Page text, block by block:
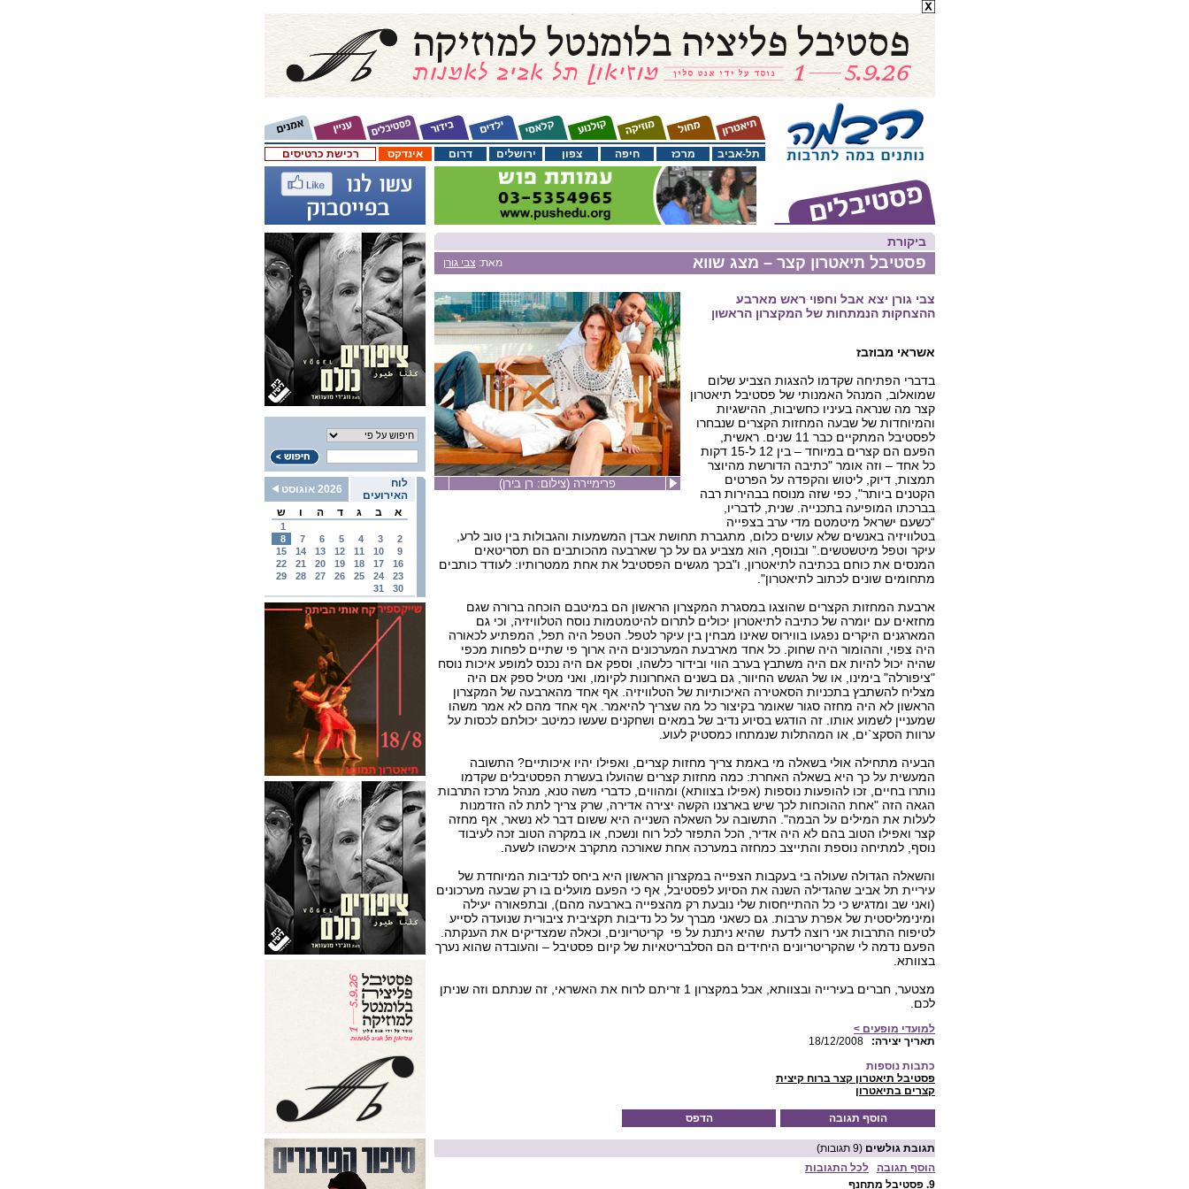
רכישת כרטיסים אינדקס דרום ירושלים צפון חיפה מרכז תל-אביב
לוח
האירועים
2026 אוגוסט
א
ב ג ד ה ו ש
1
2
3
4
5
6
7
8
9
10
11
12
13
14
15
16
17
18
19
20
21
22
23
24
25
26
27
28
29
30
31
ביקורת
מאת: צבי גורן פסטיבל תיאטרון קצר – מצג שווא
פרימיירה (צילום: רן בירן)
צבי גורן יצא אבל וחפוי ראש מארבע
ההצחקות הנמתחות של המקצרון הראשון
אשראי מבוזבז
בדברי הפתיחה שקדמו להצגות הצביע שלום
שמואלוב, המנהל האמנותי של פסטיבל תיאטרון
קצר מה שנראה בעיניו כחשיבות, ההישגיות
והמיוחדות של שבעה המחזות הקצרים שנבחרו
לפסטיבל המתקיים כבר 11 שנים. ראשית,
הפעם הם קצרים במיוחד – בין 12 ל-15 דקות
כל אחד – וזה אומר "כתיבה הדורשת מהיוצר
תמצות, דיוק, ליטוש והקפדה על הפרטים
הקטנים ביותר", כפי שזה מנוסח בבהירות רבה
בברכתו המופיעה בתכנייה. שנית, לדבריו,
“כשעם ישראל מיטמטם מדי ערב בצפייה
בטלוויזיה באנשים שלא עושים כלום, מתגברת תחושת אבדן המשמעות והגבולות בין טוב לרע,
עיקר וטפל מיטשטשים.” ובנוסף, הוא מצביע גם על כך שארבעה מהכותבים הם תסריטאים
המנסים את כוחם בכתיבה לתיאטרון, ו"בכך מגשים הפסטיבל את אחת ממטרותיו: לעודד כותבים
מתחומים שונים לכתוב לתיאטרון".
ארבעת המחזות הקצרים שהוצגו במסגרת המקצרון הראשון הם במיטבם הוכחה ברורה שגם
מחזאים עם יומרה של כתיבה לתיאטרון יכולים לתרום להיטמטמות נוסח הטלוויזיה, וכי גם
המארגנים היקרים נפגעו בווירוס שאינו מבחין בין עיקר לטפל. הטפל היה תפל, המפתיע לכאורה
היה צפוי, וההומור היה שחוק. כל אחד מארבעת המערכונים היה ארוך פי שתיים לפחות מכפי
שהיה יכול להיות אם היה משתבץ בערב הווי ובידור כלשהו, וספק אם היה נכנס למופע איכות נוסח
"ציפורלה" בימינו, או של הגשש החיוור, גם בשנים האחרונות לקיומו, ואני מטיל ספק אם היה
מצליח להשתבץ בתכניות הסאטירה האיכותיות של הטלוויזיה. אף אחד מהארבעה של המקצרון
הראשון לא היה מחזה סגור שאומר בקיצור כל מה שצריך להיאמר. אף אחד מהם לא אמר משהו
שמעניין לשמוע אותו. זה הודגש בסיוע נדיב של במאים ושחקנים שעשו כמיטב יכולתם לכסות על
ערוות הסקצ`ים, או המהתלות שנמתחו כמסטיק לעוע.
הבעיה מתחילה אולי בשאלה מי באמת צריך מחזות קצרים, ואפילו יהיו איכותיים? התשובה
המעשית על כך היא בשאלה האחרת: כמה מחזות קצרים שהועלו בעשרת הפסטיבלים שקדמו
נותרו בחיים, זכו להופעות נוספות (אפילו בצוותא) ומהווים, כדברי משה טנא, מנהל מרכז התרבות
הגאה הזה "אחת ההוכחות לכך שיש בארצנו הקשה יצירה אדירה, שרק צריך לתת לה הזדמנות
לעלות את המילים על הבמה". התשובה על השאלה השנייה היא ששום דבר לא נשאר, אף מחזה
קצר ואפילו הטוב בהם לא היה אדיר, הכל התפזר לכל רוח ונשכח, או במקרה הטוב זכה לעיבוד
נוסף, למתיחה נוספת והתייצב כמחזה במערכה אחת שאורכה מתקרב איכשהו לשעה.
והשאלה הגדולה שעולה בי בעקבות הצפייה במקצרון הראשון היא ביחס לנדיבות המיוחדת של
עיריית תל אביב שהגדילה השנה את הסיוע לפסטיבל, אף כי הפעם מועלים בו רק שבעה מערכונים
(ואני שב ומדגיש כי כל ההתייחסות שלי נובעת רק מהצפייה בארבעה מהם), ובתפאורה יעילה
ומינימליסטית של אפרת ערבות. גם כשאני מברך על כל נדיבות תקציבית ציבורית שנועדה לסייע
לטיפוח התרבות אני רוצה לדעת שהיא ניתנת על פי קריטריונים, וכאלה שמצדיקים את הענקתה.
הפעם נדמה לי שהקריטריונים היחידים הם הסלבריטאיות של קיום פסטיבל – והעובדה שהוא נערך
בצוותא.
מצטער, חברים בעירייה ובצוותא, אבל במקצרון 1 זריתם לרוח את האשראי, זה שנתתם וזה שניתן
לכם.
למועדי מופעים >
18/12/2008
:תאריך יצירה
כתבות נוספות
פסטיבל תיאטרון קצר ברוח קיצית
קצרים בתיאטרון
הדפס הוסף תגובה
תגובת גולשים (9 תגובות)
הוסף תגובה
לכל התגובות
9. פסטיבל מתחנף